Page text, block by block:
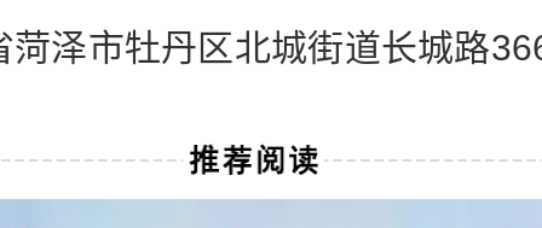
菏泽市牡丹区北城街道长城路